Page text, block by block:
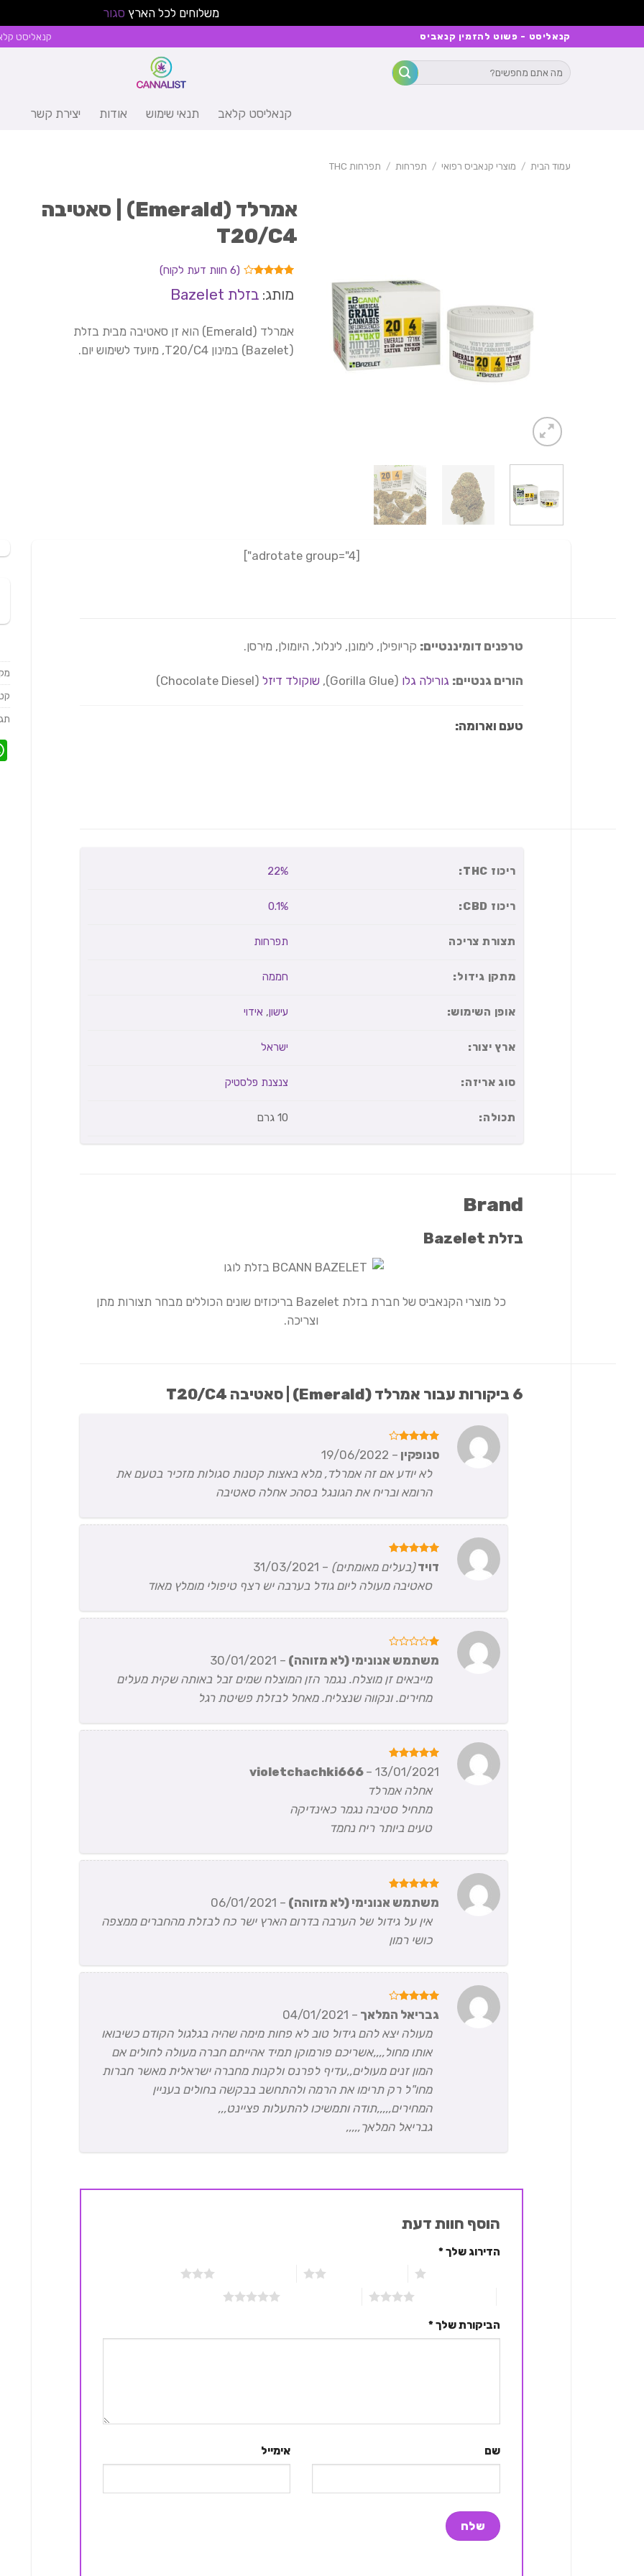
משלוחים לכל הארץ סגור
קנאליסט - פשוט להזמין קנאביס קנאליסט
חיפוש
עבור:
קנאליסט קלאב תנאי שימוש אודות יצירת קשר
עמוד הבית / מוצרי קנאביס רפואי / תפרחות / תפרחות THC
אמרלד (Emerald) | סאטיבה
T20/C4
4.00
דירוגים
של
לקוחות
(
6חוות דעת לקוח)
מותג: בזלת Bazelet
אמרלד (Emerald) הוא זן סאטיבה מבית בזלת
(Bazelet) במינון T20/C4, מיועד לשימוש יום.
[adrotate group="4"]
טרפנים דומיננטיים: קריופילן, לימונן, לינלול, היומולן, מירסן.
הורים גנטיים: גורילה גלו (Gorilla Glue), שוקולד דיזל (Chocolate Diesel)
טעם וארומה:
ריכוז THC: 22%
ריכוז CBD: 0.1%
תצורת צריכה תפרחות
מתקן גידול: חממה
אופן השימוש: עישון, אידוי
ארץ יצור: ישראל
סוג אריזה: צנצנת פלסטיק
תכולה: 10 גרם
Brand
בזלת Bazelet
כל מוצרי הקנאביס של חברת בזלת Bazelet בריכוזים שונים הכוללים מבחר תצורות מתן
וצריכה.
6 ביקורות עבור אמרלד (Emerald) | סאטיבה T20/C4
דורג4
מתוך 5
סנופקין –
19/06/2022
לא יודע אם זה אמרלד, מלא באצות קטנות סגולות מזכיר בטעם את
הרומא ובריח את הגונגל בסהכ אחלה סאטיבה
דורג 5
מתוך 5
דויד(בעלים מאומתים) –
31/03/2021
סאטיבה מעולה ליום גודל בערבה יש רצף טיפולי מומלץ מאוד
דורג
1
מתוך
משתמש אנונימי (לא מזוהה) –
30/01/2021
מייבאים זן מוצלח. נגמר הזן המוצלח שמים זבל באותה שקית מעלים
מחירים. ונקווה שנצליח. מאחל לבזלת פשיטת רגל
דורג5
מתוך 5
violetchachki666 – 13/01/2021
אחלה אמרלד
מתחיל סטיבה נגמר כאינדיקה
טעים ביותר ריח נחמד
דורג5
מתוך 5
משתמש אנונימי (לא מזוהה) –
06/01/2021
אין על גידול של הערבה בדרום הארץ ישר כח לבזלת מהחברים ממצפה
כושי רמון
דורג4
מתוך 5
גבריאל המלאך –
04/01/2021
מעולה יצא להם גידול טוב לא פחות מימה שהיה בגלגול הקודם כשיבואו
אותו מחול,,,,אשריכם פורמוקן תמיד אהייתם חברה מעולה לחולים אם
המון זנים מעולים,,עדיף לפרנס ולקנות מחברה ישראלית מאשר חברות
מחו"ל רק תרימו את הרמה ולהתחשב בבקשה בחולים בעניין
המחירים,,,,,תודה ותמשיכו להתעלות פציינט,,,
גבריאל המלאך,,,,,
הוסף חוות דעת
הדירוג שלך*
הביקורת שלך*
שם אימייל